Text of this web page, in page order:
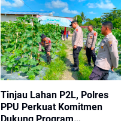
Tinjau Lahan P2L, Polres
PPU Perkuat Komitmen